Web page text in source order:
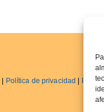
| Política de privacidad |